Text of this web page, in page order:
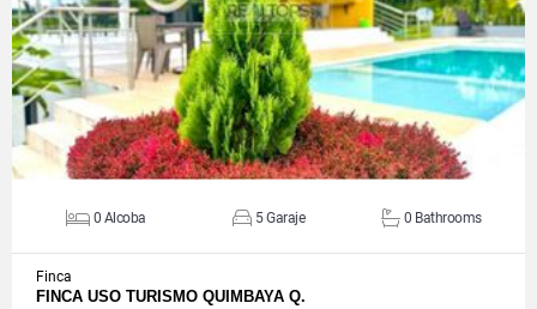
VIEW DETAILS
0 Alcoba 5 Garaje 0 Bathrooms
Finca
FINCA USO TURISMO QUIMBAYA Q.